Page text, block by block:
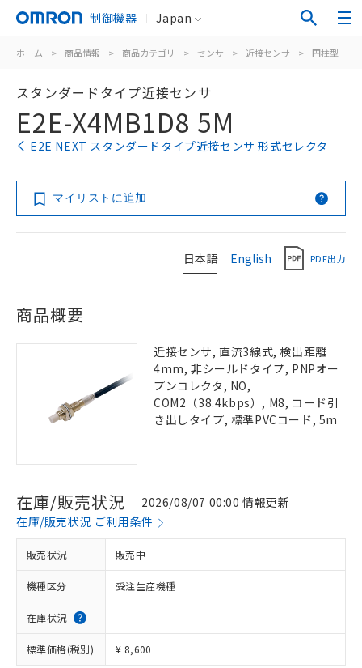
制御機器 Japan
ホーム > 商品情報 > 商品カテゴリ > センサ > 近接センサ > 円柱型
スタンダードタイプ近接センサ
E2E-X4MB1D8 5M
E2E NEXT スタンダードタイプ近接センサ 形式セレクタ
マイリストに追加
日本語 English PDF出力
商品概要
近接センサ, 直流3線式, 検出距離
4mm, 非シールドタイプ, PNPオー
プンコレクタ, NO,
COM2（38.4kbps）, M8, コード引
き出しタイプ, 標準PVCコード, 5m
在庫/販売状況
2026/08/07 00:00 情報更新
在庫/販売状況 ご利用条件
販売状況 販売中
機種区分 受注生産機種
在庫状況
標準価格(税別) ¥ 8,600